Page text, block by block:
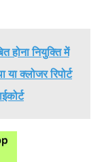
होना नियुक्ति में
या क्लोजर रिपोर्ट